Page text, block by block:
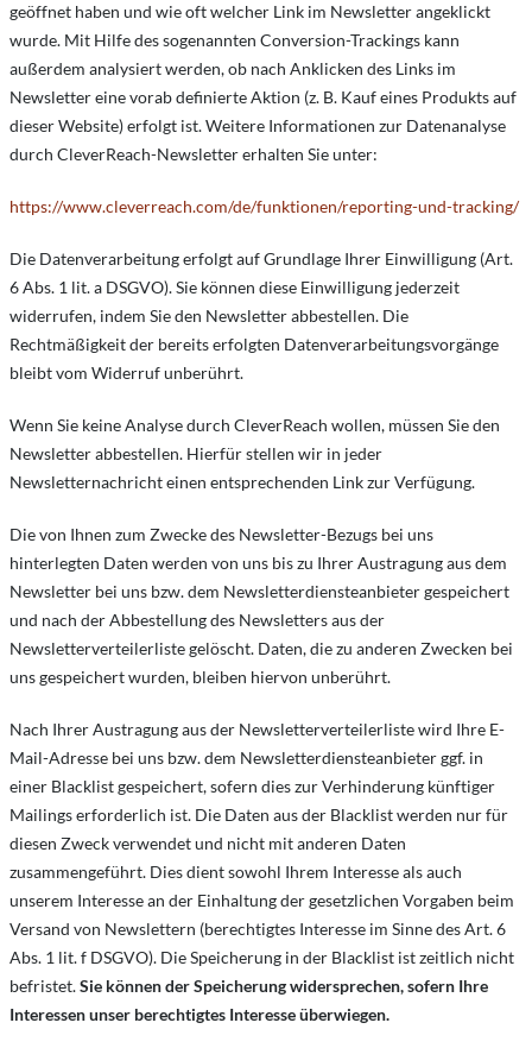
geöffnet haben und wie oft welcher Link im Newsletter angeklickt
wurde. Mit Hilfe des sogenannten Conversion-Trackings kann
außerdem analysiert werden, ob nach Anklicken des Links im
Newsletter eine vorab definierte Aktion (z. B. Kauf eines Produkts auf
dieser Website) erfolgt ist. Weitere Informationen zur Datenanalyse
durch CleverReach-Newsletter erhalten Sie unter:
https://www.cleverreach.com/de/funktionen/reporting-und-tracking/
Die Datenverarbeitung erfolgt auf Grundlage Ihrer Einwilligung (Art.
6 Abs. 1 lit. a DSGVO). Sie können diese Einwilligung jederzeit
widerrufen, indem Sie den Newsletter abbestellen. Die
Rechtmäßigkeit der bereits erfolgten Datenverarbeitungsvorgänge
bleibt vom Widerruf unberührt.
Wenn Sie keine Analyse durch CleverReach wollen, müssen Sie den
Newsletter abbestellen. Hierfür stellen wir in jeder
Newsletternachricht einen entsprechenden Link zur Verfügung.
Die von Ihnen zum Zwecke des Newsletter-Bezugs bei uns
hinterlegten Daten werden von uns bis zu Ihrer Austragung aus dem
Newsletter bei uns bzw. dem Newsletterdiensteanbieter gespeichert
und nach der Abbestellung des Newsletters aus der
Newsletterverteilerliste gelöscht. Daten, die zu anderen Zwecken bei
uns gespeichert wurden, bleiben hiervon unberührt.
Nach Ihrer Austragung aus der Newsletterverteilerliste wird Ihre E-
Mail-Adresse bei uns bzw. dem Newsletterdiensteanbieter ggf. in
einer Blacklist gespeichert, sofern dies zur Verhinderung künftiger
Mailings erforderlich ist. Die Daten aus der Blacklist werden nur für
diesen Zweck verwendet und nicht mit anderen Daten
zusammengeführt. Dies dient sowohl Ihrem Interesse als auch
unserem Interesse an der Einhaltung der gesetzlichen Vorgaben beim
Versand von Newslettern (berechtigtes Interesse im Sinne des Art. 6
Abs. 1 lit. f DSGVO). Die Speicherung in der Blacklist ist zeitlich nicht
befristet.Sie können der Speicherung widersprechen, sofern Ihre
Interessen unser berechtigtes Interesse überwiegen.